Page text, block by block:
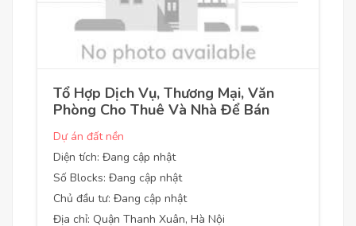
Tổ Hợp Dịch Vụ, Thương Mại, Văn
Phòng Cho Thuê Và Nhà Để Bán
Dự án đất nền
Diện tích: Đang cập nhật
Số Blocks: Đang cập nhật
Chủ đầu tư: Đang cập nhật
Địa chỉ: Quận Thanh Xuân, Hà Nội